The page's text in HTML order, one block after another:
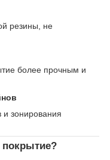
резины, не
более прочным и
и зонирования
покрытие?